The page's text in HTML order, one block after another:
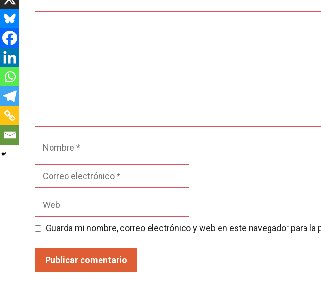
Nombre
Guarda mi nombre, correo electrónico y web en este navegador para la